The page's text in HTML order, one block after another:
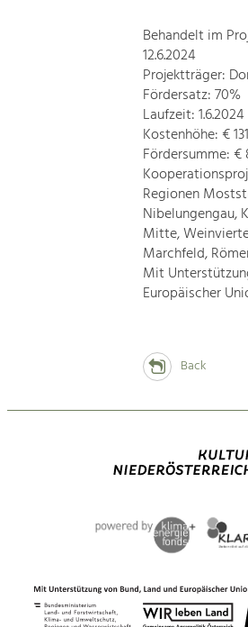
Behandelt im
12.6.2024
Projektträger:
Fördersatz: 70%
Laufzeit: 1.6.2024
Kostenhöhe: €
Fördersumme: €
Regionen
Nibelungengau,
Mitte,
Marchfeld,
Mit
Europäischer
Back